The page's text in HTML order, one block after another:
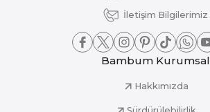
İletişim Bilgilerimiz
Bambum Kurumsal
Hakkımızda